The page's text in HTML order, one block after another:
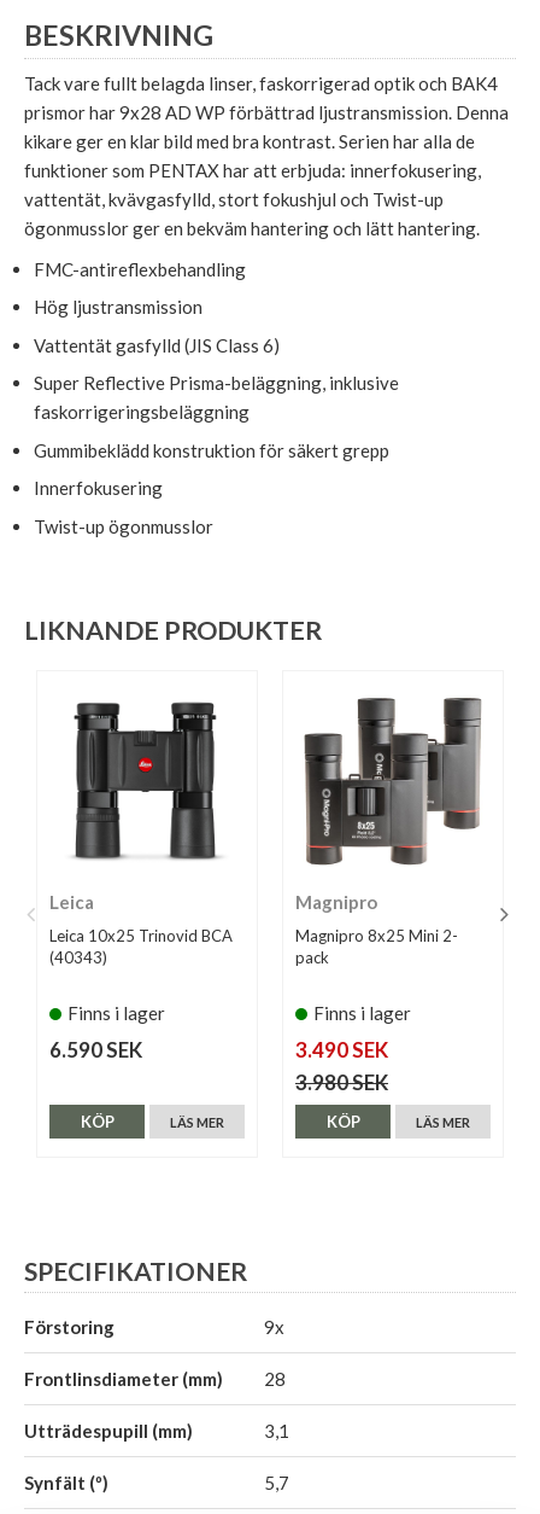
BESKRIVNING
Tack vare fullt belagda linser, faskorrigerad optik och BAK4
prismor har 9x28 AD WP förbättrad ljustransmission. Denna
kikare ger en klar bild med bra kontrast. Serien har alla de
funktioner som PENTAX har att erbjuda: innerfokusering,
vattentät, kvävgasfylld, stort fokushjul och Twist-up
ögonmusslor ger en bekväm hantering och lätt hantering.
FMC-antireflexbehandling
Hög ljustransmission
Vattentät gasfylld (JIS Class 6)
Super Reflective Prisma-beläggning, inklusive
faskorrigeringsbeläggning
Gummibeklädd konstruktion för säkert grepp
Innerfokusering
Twist-up ögonmusslor
LIKNANDE PRODUKTER
Leica
Leica 10x25 Trinovid BCA
(40343)
Finns i lager
6.590 SEK
LÄS MER
KÖP
Magnipro
Magnipro 8x25 Mini 2-
pack
Finns i lager
3.490 SEK
3.980 SEK
LÄS MER
KÖP
SPECIFIKATIONER
Förstoring 9x
Frontlinsdiameter (mm) 28
Utträdespupill (mm) 3,1
Synfält (º) 5,7